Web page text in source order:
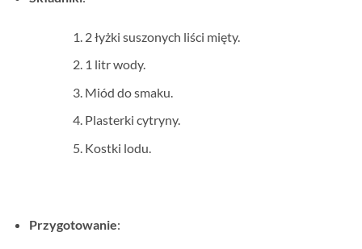
2 łyżki suszonych liści mięty.
1 litr wody.
Miód do smaku.
Plasterki cytryny.
Kostki lodu.
Przygotowanie: